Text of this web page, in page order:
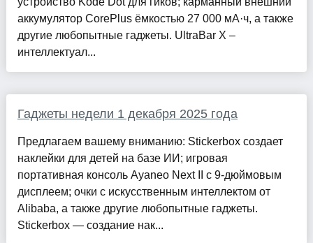
аккумулятор CorePlus ёмкостью 27 000 мА·ч, а также
другие любопытные гаджеты. UltraBar X –
интеллектуал...
Гаджеты недели 1 декабря 2025 года
Предлагаем вашему вниманию: Stickerbox создает
наклейки для детей на базе ИИ; игровая
портативная консоль Ayaneo Next II с 9-дюймовым
дисплеем; очки с искусственным интеллектом от
Alibaba, а также другие любопытные гаджеты.
Stickerbox — создание нак...